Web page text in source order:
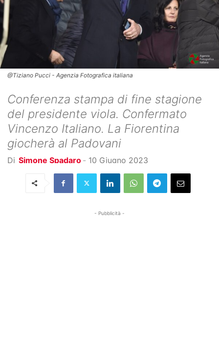
@Tiziano Pucci - Agenzia Fotografica italiana
Conferenza stampa di fine stagione
del presidente viola. Confermato
Vincenzo Italiano. La Fiorentina
giocherà al Padovani
Di Simone Spadaro - 10 Giugno 2023
- Pubblicità -